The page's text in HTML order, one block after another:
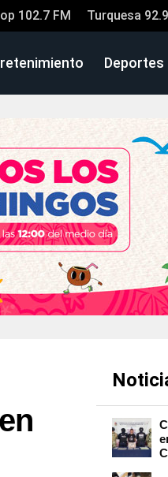
102.7 FM Turquesa
Deportes